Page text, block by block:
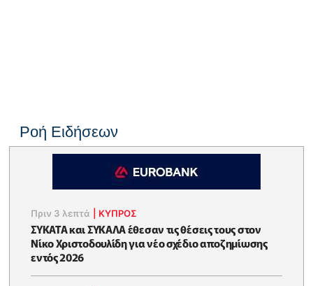
Ροή Ειδήσεων
Πριν 3 λεπτά ΚΥΠΡΟΣ
ΣΥΚΑΤΑ και ΣΥΚΑΛΑ έθεσαν τις θέσεις τους στον
Νίκο Χριστοδουλίδη για νέο σχέδιο αποζημίωσης
εντός 2026